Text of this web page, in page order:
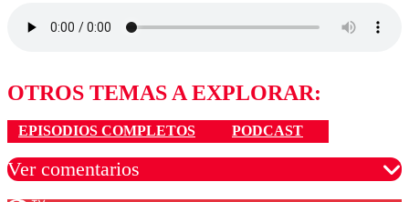
OTROS TEMAS A EXPLORAR:
EPISODIOS COMPLETOS PODCAST
Ver comentarios